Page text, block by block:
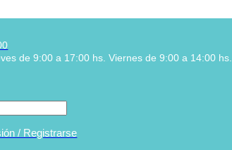
de 9:00 a 17:00 hs. Viernes de 9:00 a 14:00 hs.
/ Registrarse